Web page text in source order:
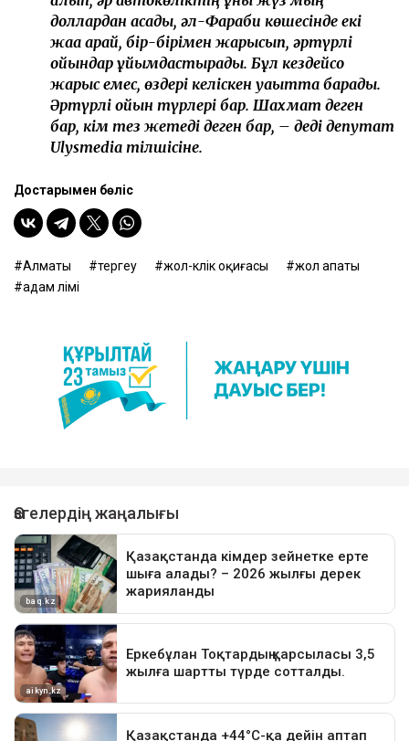
доллардан асады, әл-Фараби көшесінде екі
жаққа қарай, бір-бірімен жарысып, әртүрлі
ойындар ұйымдастырады. Бұл кездейсоқ
жарыс емес, өздері келіскен уақытта барады.
Әртүрлі ойын түрлері бар. Шахмат деген
бар, кім тез жетеді деген бар, – деді депутат
Ulysmedia тілшісіне.
Достарыңмен бөліс
Алматы тергеу жол-көлік оқиғасы
жол апаты
адам өлімі